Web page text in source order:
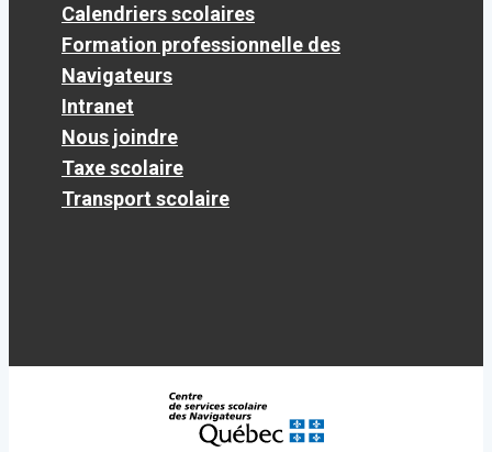
Calendriers scolaires
Formation professionnelle des
Navigateurs
Intranet
Nous joindre
Taxe scolaire
Transport scolaire